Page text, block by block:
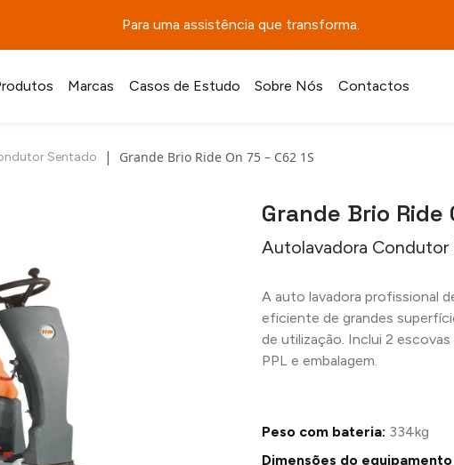
Para uma assistência que transforma.
Marcas Casos de Estudo Sobre Nós Contactos
Sentado | Grande Brio Ride On 75 – C62 1S
Grande Brio Ride
Autolavadora Condutor
A auto lavadora profissional
eficiente de grandes
de utilização. Inclui 2
PPL e embalagem.
Peso com bateria: 334kg
Dimensões do